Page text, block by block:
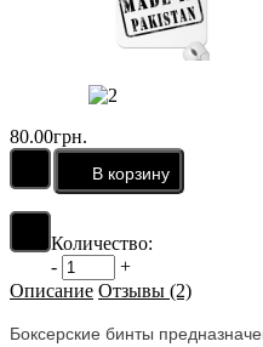
80.00грн.
Количество:
-
+
Описание Отзывы (2)
Боксерские бинты